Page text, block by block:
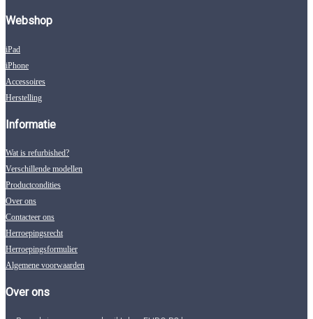
Webshop
iPad
iPhone
Accessoires
Herstelling
Informatie
Wat is refurbished?
Verschillende modellen
Productcondities
Over ons
Contacteer ons
Herroepingsrecht
Herroepingsformulier
Algemene voorwaarden
Over ons